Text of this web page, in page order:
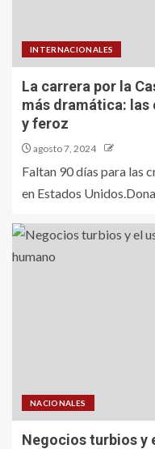
INTERNACIONALES
La carrera por la
más dramática: las
y feroz
agosto 7, 2024
Faltan 90 días para las
en Estados
NACIONALES
Negocios turbios y